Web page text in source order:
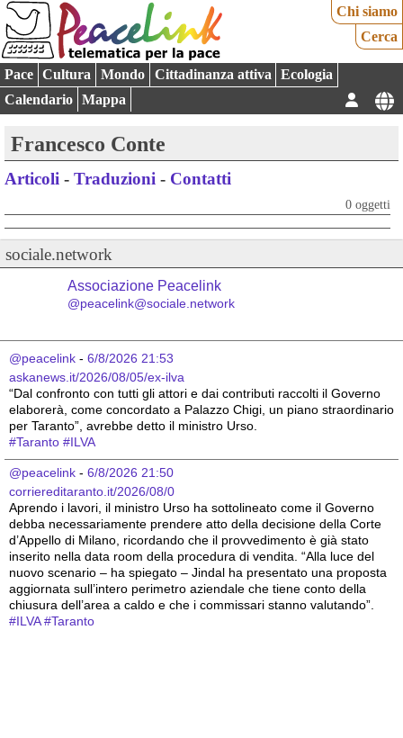
Chi siamo
Cerca
Pace Cultura Mondo Cittadinanza attiva
Ecologia
Calendario
Mappa
Francesco Conte
Articoli- Traduzioni- Contatti
0 oggetti
sociale.network
Associazione Peacelink
@peacelink@sociale.network
@peacelink - 6/8/2026 21:53
askanews.it/2026/08/05/ex-ilva
“Dal confronto con tutti gli attori e dai contributi raccolti il Governo
elaborerà, come concordato a Palazzo Chigi, un piano straordinario
per Taranto”, avrebbe detto il ministro Urso.
#Taranto #ILVA
@peacelink - 6/8/2026 21:50
corriereditaranto.it/2026/08/0
Aprendo i lavori, il ministro Urso ha sottolineato come il Governo
debba necessariamente prendere atto della decisione della Corte
d’Appello di Milano, ricordando che il provvedimento è già stato
inserito nella data room della procedura di vendita. “Alla luce del
nuovo scenario – ha spiegato – Jindal ha presentato una proposta
aggiornata sull’intero perimetro aziendale che tiene conto della
chiusura dell’area a caldo e che i commissari stanno valutando”.
#ILVA #Taranto